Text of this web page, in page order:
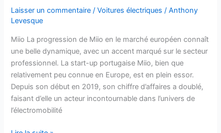
Laisser un commentaire /Voitures électriques /Anthony
Levesque
Miio La progression de Miio en le marché européen connaît
une belle dynamique, avec un accent marqué sur le secteur
professionnel. La start-up portugaise Miio, bien que
relativement peu connue en Europe, est en plein essor.
Depuis son début en 2019, son chiffre d’affaires a doublé,
faisant d’elle un acteur incontournable dans l’univers de
l’électromobilité
!